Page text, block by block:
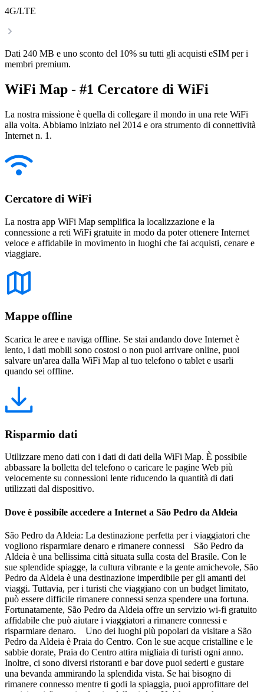
4G/LTE
Dati 240 MB e uno sconto del 10% su tutti gli acquisti eSIM per i
membri premium.
WiFi Map - #1 Cercatore di WiFi
La nostra missione è quella di collegare il mondo in una rete WiFi
alla volta. Abbiamo iniziato nel 2014 e ora strumento di connettività
Internet n. 1.
Cercatore di WiFi
La nostra app WiFi Map semplifica la localizzazione e la
connessione a reti WiFi gratuite in modo da poter ottenere Internet
veloce e affidabile in movimento in luoghi che fai acquisti, cenare e
viaggiare.
Mappe offline
Scarica le aree e naviga offline. Se stai andando dove Internet è
lento, i dati mobili sono costosi o non puoi arrivare online, puoi
salvare un'area dalla WiFi Map al tuo telefono o tablet e usarli
quando sei offline.
Risparmio dati
Utilizzare meno dati con i dati di dati della WiFi Map. È possibile
abbassare la bolletta del telefono o caricare le pagine Web più
velocemente su connessioni lente riducendo la quantità di dati
utilizzati dal dispositivo.
Dove è possibile accedere a Internet a São Pedro da Aldeia
São Pedro da Aldeia: La destinazione perfetta per i viaggiatori che
vogliono risparmiare denaro e rimanere connessi São Pedro da
Aldeia è una bellissima città situata sulla costa del Brasile. Con le
sue splendide spiagge, la cultura vibrante e la gente amichevole, São
Pedro da Aldeia è una destinazione imperdibile per gli amanti dei
viaggi. Tuttavia, per i turisti che viaggiano con un budget limitato,
può essere difficile rimanere connessi senza spendere una fortuna.
Fortunatamente, São Pedro da Aldeia offre un servizio wi-fi gratuito
affidabile che può aiutare i viaggiatori a rimanere connessi e
risparmiare denaro. Uno dei luoghi più popolari da visitare a São
Pedro da Aldeia è Praia do Centro. Con le sue acque cristalline e le
sabbie dorate, Praia do Centro attira migliaia di turisti ogni anno.
Inoltre, ci sono diversi ristoranti e bar dove puoi sederti e gustare
una bevanda ammirando la splendida vista. Se hai bisogno di
rimanere connesso mentre ti godi la spiaggia, puoi approfittare del